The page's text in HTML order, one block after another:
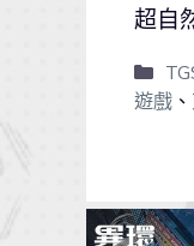
超自
遊戲 、